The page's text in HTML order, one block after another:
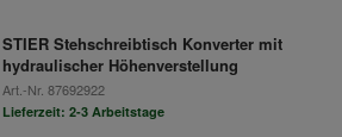
STIER Stehschreibtisch Konverter mit
hydraulischer Höhenverstellung
Art.-Nr. 87692922
Lieferzeit: 2-3 Arbeitstage